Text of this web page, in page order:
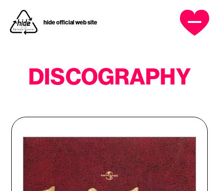
hide official web site
HOME
NEWS
PROFILE
DISCOGRAPHY
DISCOGRAPHY